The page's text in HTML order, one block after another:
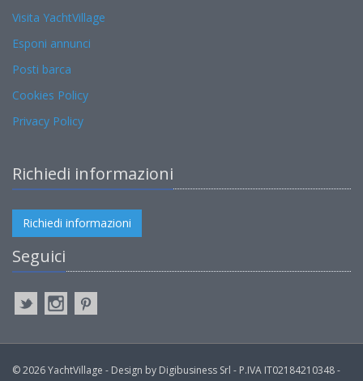
Visita YachtVillage
Esponi annunci
Posti barca
Cookies Policy
Privacy Policy
Richiedi informazioni
Richiedi informazioni
Seguici
© 2026 YachtVillage - Design by Digibusiness Srl - P.IVA IT02184210348 -